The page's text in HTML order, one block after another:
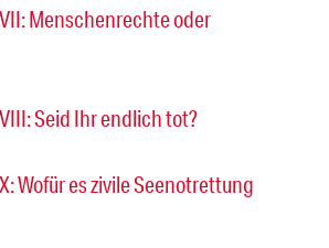
Menschenrechte oder
Seid Ihr endlich tot?
Wofür es zivile Seenotrettung